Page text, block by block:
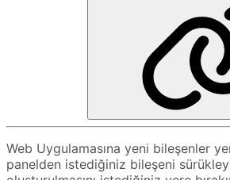
Web Uygulamasına yeni bileşenler
panelden istediğiniz bileşeni